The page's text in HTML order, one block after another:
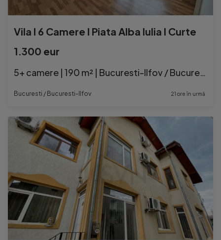
Vila l 6 Camere l Piata Alba Iulia l Curte
1.300 eur
5+ camere | 190 m² | Bucuresti-Ilfov / Bucuresti
Bucuresti / Bucuresti-Ilfov 21 ore în urmă